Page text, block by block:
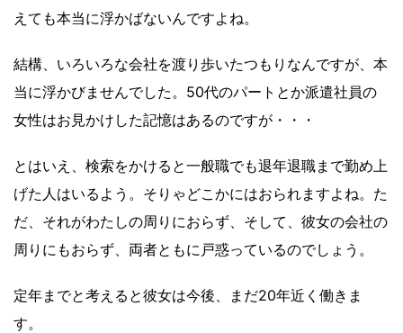
えても本当に浮かばないんですよね。
結構、いろいろな会社を渡り歩いたつもりなんですが、本
当に浮かびませんでした。50代のパートとか派遣社員の
女性はお見かけした記憶はあるのですが・・・
とはいえ、検索をかけると一般職でも退年退職まで勤め上
げた人はいるよう。そりゃどこかにはおられますよね。た
だ、それがわたしの周りにおらず、そして、彼女の会社の
周りにもおらず、両者ともに戸惑っているのでしょう。
定年までと考えると彼女は今後、まだ20年近く働きま
す。